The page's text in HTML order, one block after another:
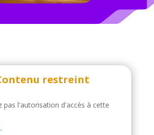
restreint
pas l'autorisation d'accès à cette